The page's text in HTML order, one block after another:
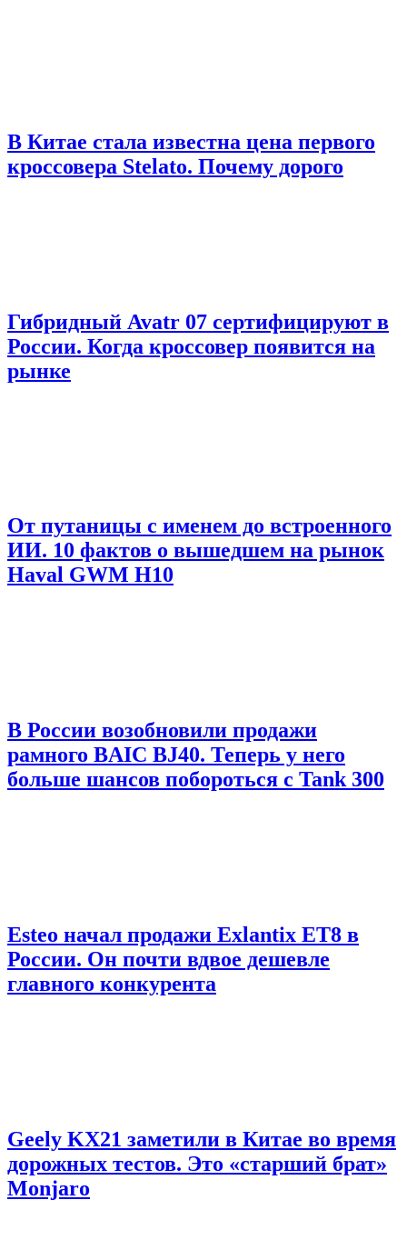
В Китае стала известна цена первого
кроссовера Stelato. Почему дорого
Гибридный Avatr 07 сертифицируют в
России. Когда кроссовер появится на
рынке
От путаницы с именем до встроенного
ИИ. 10 фактов о вышедшем на рынок
Haval GWM H10
В России возобновили продажи
рамного BAIC BJ40. Теперь у него
больше шансов побороться с Tank 300
Esteo начал продажи Exlantix ET8 в
России. Он почти вдвое дешевле
главного конкурента
Geely KX21 заметили в Китае во время
дорожных тестов. Это «старший брат»
Monjaro